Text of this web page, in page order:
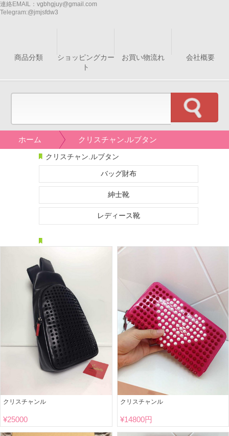
連絡EMAIL： vgbhgjuy@gmail.com
Telegram:@jmjsfdw3
商品分類
ショッピングカー
ト
お買い物流れ 会社概要
ホーム クリスチャン.ルブタン
クリスチャン.ルブタン
バッグ財布
紳士靴
レディース靴
クリスチャンル
¥25000
クリスチャンル
¥14800円